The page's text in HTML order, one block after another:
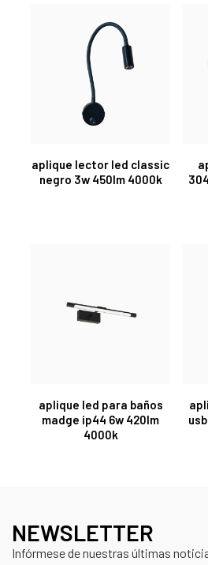
aplique lector led classic
negro 3w 450lm 4000k
aplique led para baños
madge ip44 6w 420lm
4000k
NEWSLETTER
Infórmese de nuestras últimas